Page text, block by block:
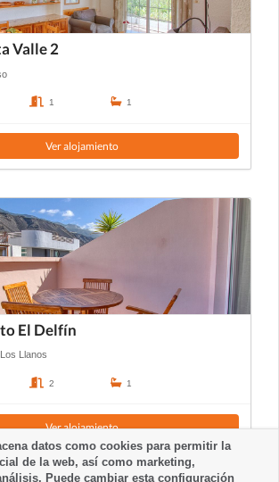
Valle 2
1 1
Ver alojamiento
El Delfín
Llanos
2 1
Ver alojamiento
datos como cookies para permitir la
de la web, así como marketing,
Puede cambiar esta configuración